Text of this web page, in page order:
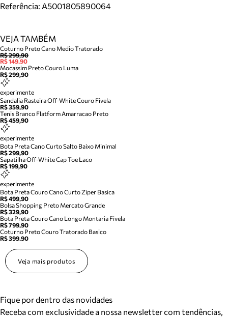
Referência: A5001805890064
VEJA TAMBÉM
Coturno Preto Cano Medio Tratorado
R$ 299,90
R$ 149,90
Mocassim Preto Couro Luma
R$ 299,90
experimente
Sandalia Rasteira Off-White Couro Fivela
R$ 359,90
Tenis Branco Flatform Amarracao Preto
R$ 459,90
experimente
Bota Preta Cano Curto Salto Baixo Minimal
R$ 299,90
Sapatilha Off-White Cap Toe Laco
R$ 199,90
experimente
Bota Preta Couro Cano Curto Ziper Basica
R$ 499,90
Bolsa Shopping Preto Mercato Grande
R$ 329,90
Bota Preta Couro Cano Longo Montaria Fivela
R$ 799,90
Coturno Preto Couro Tratorado Basico
R$ 399,90
Veja mais produtos
Fique por dentro das novidades
Receba com exclusividade a nossa newsletter com tendências,